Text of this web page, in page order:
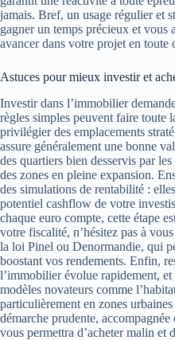
jamais. Bref, un usage régulier et
gagner un temps précieux et vous
avancer dans votre projet en toute
Astuces pour mieux investir et
Investir dans l’immobilier
règles simples peuvent faire toute
privilégier des emplacements
assure généralement une bonne
des quartiers bien desservis par
des zones en pleine expansion.
des simulations de rentabilité :
potentiel cashflow de votre
chaque euro compte, cette étape
votre fiscalité, n’hésitez pas à
la loi Pinel ou Denormandie, qui
boostant vos rendements. Enfin,
l’immobilier évolue rapidement,
modèles novateurs comme
particulièrement en zones
démarche prudente,
vous permettra d’acheter malin et